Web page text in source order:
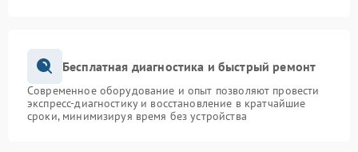
Бесплатная диагностика и быстрый ремонт
Современное оборудование и опыт позволяют провести
экспресс-диагностику и восстановление в кратчайшие
сроки, минимизируя время без устройства